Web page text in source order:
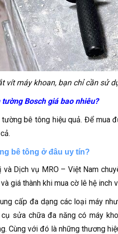
vít máy khoan, bạn chỉ cần sử
Bosch giá bao nhiêu?
bê tông hiệu quả. Để mua
bê tông ở đâu uy tín?
Dịch vụ MRO – Việt Nam
giá thành khi mua cờ lê hệ inch
cấp đa dạng các loại máy
sửa chữa đa năng có máy
Cùng với đó là những thương